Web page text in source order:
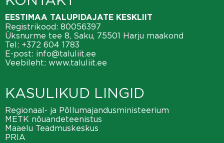
EESTIMAA TALUPIDAJATE KESKLIIT
Registrikood: 80056397
Üksnurme tee 8, Saku, 75501 Harju maakond
Tel: +372 604 1783
E-post: info@taluliit.ee
Veebileht: www.taluliit.ee
KASULIKUD LINGID
Regionaal- ja Põllumajandusministeerium
METK nõuandeteenistus
Maaelu Teadmuskeskus
PRIA